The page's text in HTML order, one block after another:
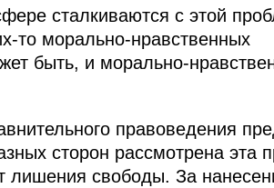
сталкиваются с этой
морально-нравственных
быть, и морально-
правоведения
сторон рассмотрена эта
лишения свободы. За